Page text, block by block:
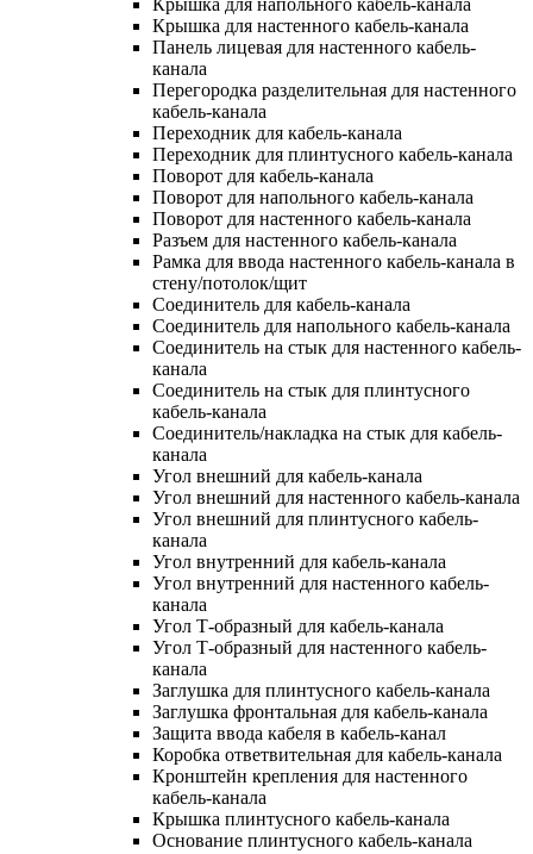
Крышка для настенного кабель-канала
Панель лицевая для настенного кабель-
канала
Перегородка разделительная для настенного
кабель-канала
Переходник для кабель-канала
Переходник для плинтусного кабель-канала
Поворот для кабель-канала
Поворот для напольного кабель-канала
Поворот для настенного кабель-канала
Разъем для настенного кабель-канала
Рамка для ввода настенного кабель-канала в
стену/потолок/щит
Соединитель для кабель-канала
Соединитель для напольного кабель-канала
Соединитель на стык для настенного кабель-
канала
Соединитель на стык для плинтусного
кабель-канала
Соединитель/накладка на стык для кабель-
канала
Угол внешний для кабель-канала
Угол внешний для настенного кабель-канала
Угол внешний для плинтусного кабель-
канала
Угол внутренний для кабель-канала
Угол внутренний для настенного кабель-
канала
Угол Т-образный для кабель-канала
Угол Т-образный для настенного кабель-
канала
Заглушка для плинтусного кабель-канала
Заглушка фронтальная для кабель-канала
Защита ввода кабеля в кабель-канал
Коробка ответвительная для кабель-канала
Кронштейн крепления для настенного
кабель-канала
Крышка плинтусного кабель-канала
Основание плинтусного кабель-канала